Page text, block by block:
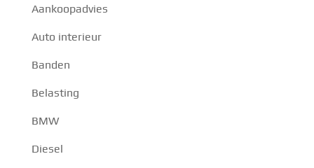
Aankoopadvies
Auto interieur
Banden
Belasting
BMW
Diesel